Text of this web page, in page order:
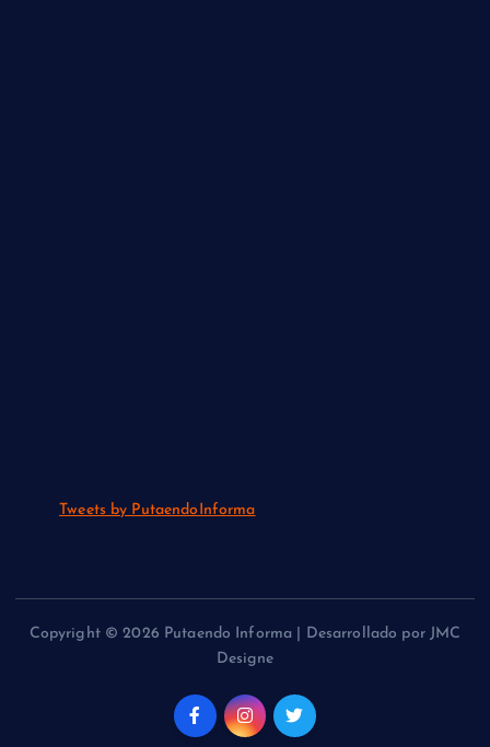
Tweets by PutaendoInforma
Copyright © 2026 Putaendo Informa | Desarrollado por JMC
Designe